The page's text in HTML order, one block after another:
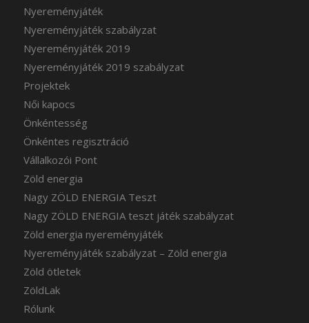
Nyereményjáték
Nyereményjáték szabályzat
Nyereményjáték 2019
Nyereményjáték 2019 szabályzat
Projektek
Női kapocs
Önkéntesség
Önkéntes regisztráció
Vállalkozói Pont
Zöld energia
Nagy ZÖLD ENERGIA Teszt
Nagy ZÖLD ENERGIA teszt játék szabályzat
Zöld energia nyereményjáték
Nyereményjáték szabályzat – Zöld energia
Zöld ötletek
ZöldLak
Rólunk